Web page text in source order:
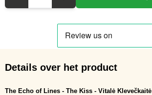
Details over het product
The Echo of Lines - The Kiss - Vitalė Klevečkaitė